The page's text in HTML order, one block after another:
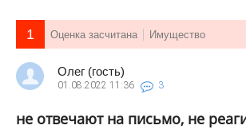
1 Оценка засчитана Имущество
Олег (гость)
01.08.2022 11:36 3
не отвечают на письмо, не